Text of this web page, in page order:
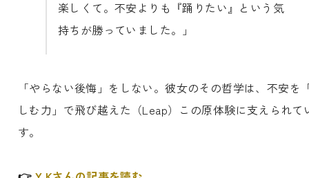
楽しくて。不安よりも『踊りたい』という気
持ちが勝っていました。」
「やらない後悔」をしない。彼女のその哲学は、不安を
しむ力」で飛び越えた（Leap）この原体験に支えられて
す。